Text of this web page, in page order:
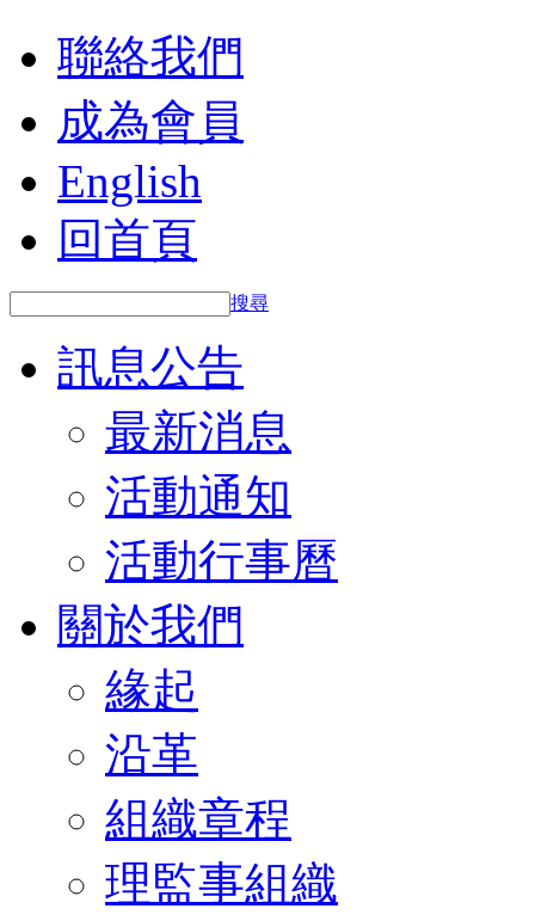
聯絡我們
成為會員
English
回首頁
搜尋
訊息公告
最新消息
活動通知
活動行事曆
關於我們
緣起
沿革
組織章程
理監事組織